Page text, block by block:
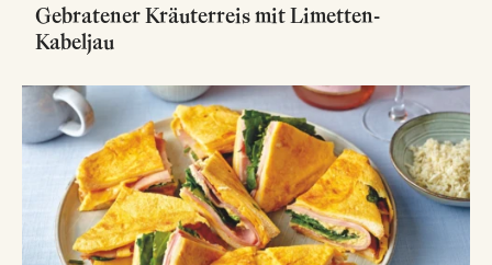
Gebratener Kräuterreis mit Limetten-
Kabeljau